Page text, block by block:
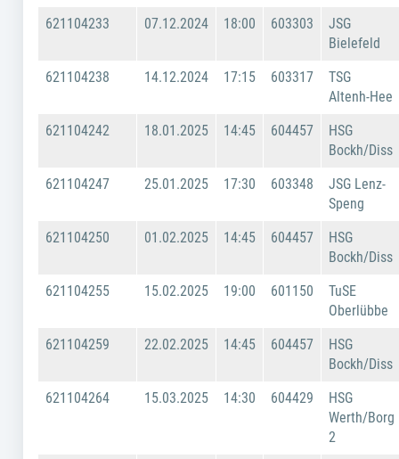
621104233
07.12.2024 18:00 603303
JSG
Bielefeld
621104238
14.12.2024 17:15 603317
TSG
Altenh-Hee
621104242
18.01.2025 14:45 604457
HSG
Bockh/Diss
621104247
25.01.2025 17:30 603348
JSG Lenz-
Speng
621104250
01.02.2025 14:45 604457
HSG
Bockh/Diss
621104255
15.02.2025 19:00 601150
TuSE
Oberlübbe
621104259
22.02.2025 14:45 604457
HSG
Bockh/Diss
621104264
15.03.2025 14:30 604429
HSG
Werth/Borg
2